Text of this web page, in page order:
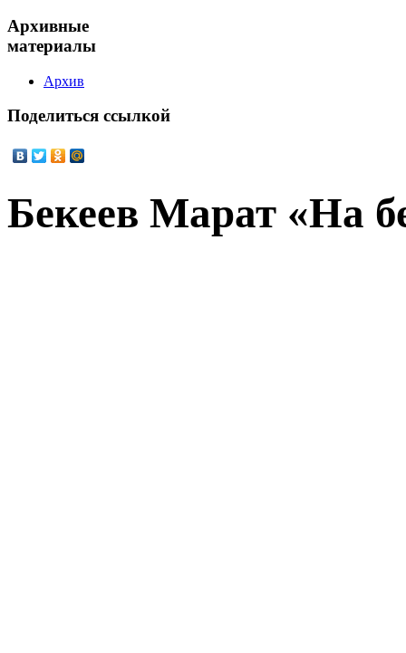
Архивные
материалы
Архив
Поделиться ссылкой
Бекеев Марат «На